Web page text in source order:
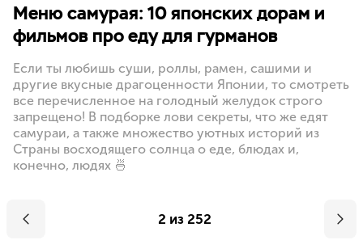
Меню самурая: 10 японских дорам и
фильмов про еду для гурманов
Если ты любишь суши, роллы, рамен, сашими и
другие вкусные драгоценности Японии, то смотреть
все перечисленное на голодный желудок строго
запрещено! В подборке лови секреты, что же едят
самураи, а также множество уютных историй из
Страны восходящего солнца о еде, блюдах и,
конечно, людях 🍜
2 из 252